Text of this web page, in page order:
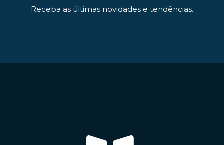
Receba as últimas novidades e tendências.